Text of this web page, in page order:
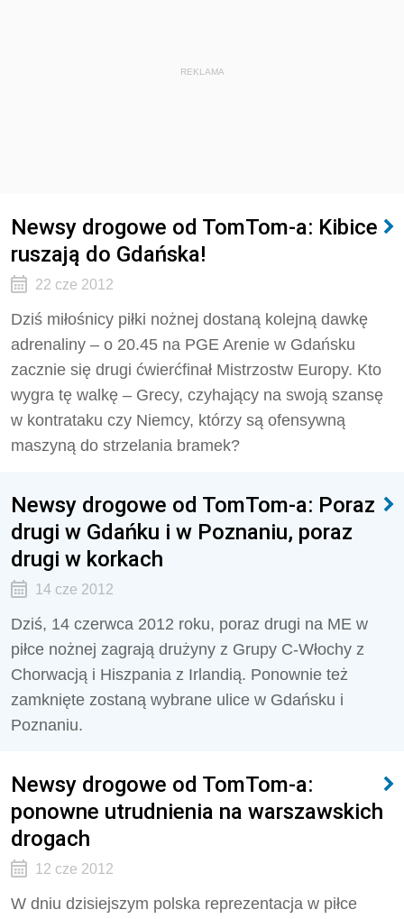
REKLAMA
Newsy drogowe od TomTom-a: Kibice
ruszają do Gdańska!
22 cze 2012
Dziś miłośnicy piłki nożnej dostaną kolejną dawkę
adrenaliny – o 20.45 na PGE Arenie w Gdańsku
zacznie się drugi ćwierćfinał Mistrzostw Europy. Kto
wygra tę walkę – Grecy, czyhający na swoją szansę
w kontrataku czy Niemcy, którzy są ofensywną
maszyną do strzelania bramek?
Newsy drogowe od TomTom-a: Poraz
drugi w Gdańku i w Poznaniu, poraz
drugi w korkach
14 cze 2012
Dziś, 14 czerwca 2012 roku, poraz drugi na ME w
piłce nożnej zagrają drużyny z Grupy C-Włochy z
Chorwacją i Hiszpania z Irlandią. Ponownie też
zamknięte zostaną wybrane ulice w Gdańsku i
Poznaniu.
Newsy drogowe od TomTom-a:
ponowne utrudnienia na warszawskich
drogach
12 cze 2012
W dniu dzisiejszym polska reprezentacja w piłce